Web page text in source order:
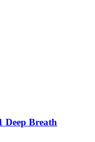
Deep Breath